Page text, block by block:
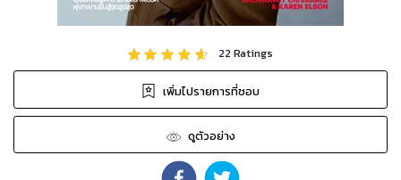
22Ratings
เพิ่มไปรายการที่ชอบ
ดูตัวอย่าง